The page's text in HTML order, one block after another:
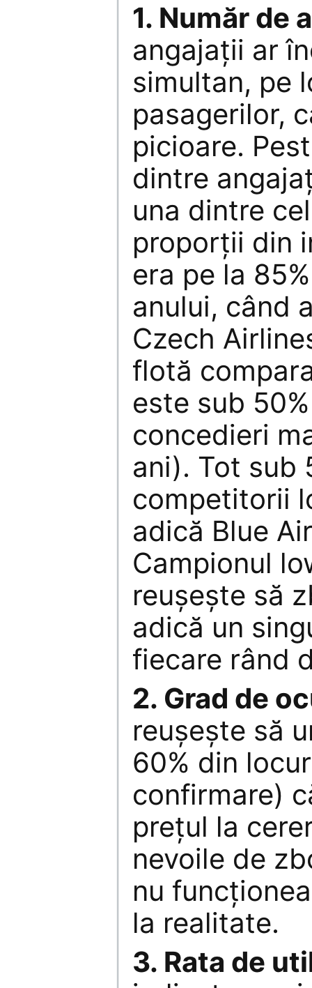
1. Număr de
angajaţii ar
simultan, pe
pasagerilor,
picioare.
dintre
una dintre
proporţii din
era pe la
anului, când
Czech
flotă
este sub
concedieri
ani). Tot sub
competitorii
adică Blue
Campionul
reuşeşte să
adică un
fiecare rând
2. Grad de
reuşeşte să
60% din
confirmare)
preţul la
nevoile de
nu
la realitate.
3. Rata de